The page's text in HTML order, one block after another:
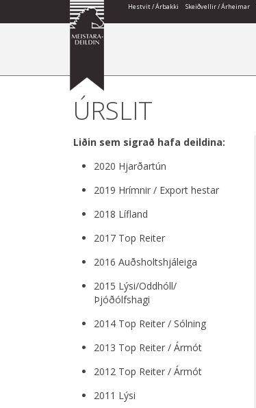
Hestvit / Árbakki Skeiðvellir / Árheimar
ÚRSLIT
Liðin sem sigrað hafa deildina:
2020 Hjarðartún
2019 Hrímnir / Export hestar
2018 Lífland
2017 Top Reiter
2016 Auðsholtshjáleiga
2015 Lýsi/Oddhóll/
Þjóðólfshagi
2014 Top Reiter / Sólning
2013 Top Reiter / Ármót
2012 Top Reiter / Ármót
2011 Lýsi